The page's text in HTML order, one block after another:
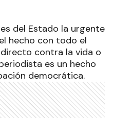
del Estado la urgente
hecho con todo el
contra la vida o
es un hecho
democrática.